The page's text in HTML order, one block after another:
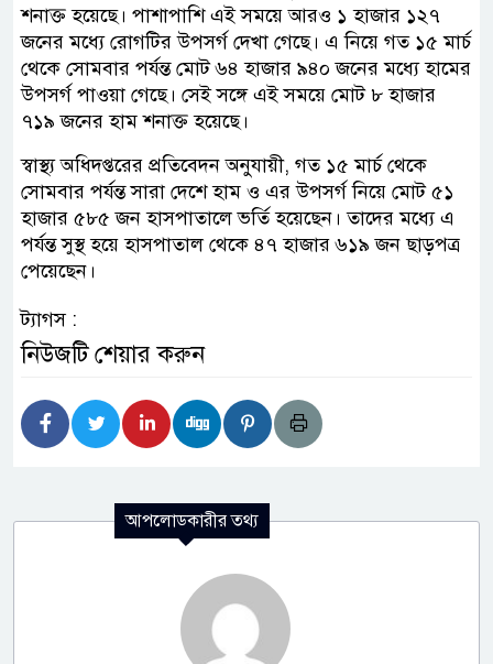
শনাক্ত হয়েছে। পাশাপাশি এই সময়ে আরও ১ হাজার ১২৭
জনের মধ্যে রোগটির উপসর্গ দেখা গেছে। এ নিয়ে গত ১৫ মার্চ
থেকে সোমবার পর্যন্ত মোট ৬৪ হাজার ৯৪০ জনের মধ্যে হামের
উপসর্গ পাওয়া গেছে। সেই সঙ্গে এই সময়ে মোট ৮ হাজার
৭১৯ জনের হাম শনাক্ত হয়েছে।
স্বাস্থ্য অধিদপ্তরের প্রতিবেদন অনুযায়ী, গত ১৫ মার্চ থেকে
সোমবার পর্যন্ত সারা দেশে হাম ও এর উপসর্গ নিয়ে মোট ৫১
হাজার ৫৮৫ জন হাসপাতালে ভর্তি হয়েছেন। তাদের মধ্যে এ
পর্যন্ত সুস্থ হয়ে হাসপাতাল থেকে ৪৭ হাজার ৬১৯ জন ছাড়পত্র
পেয়েছেন।
ট্যাগস :
নিউজটি শেয়ার করুন
আপলোডকারীর তথ্য